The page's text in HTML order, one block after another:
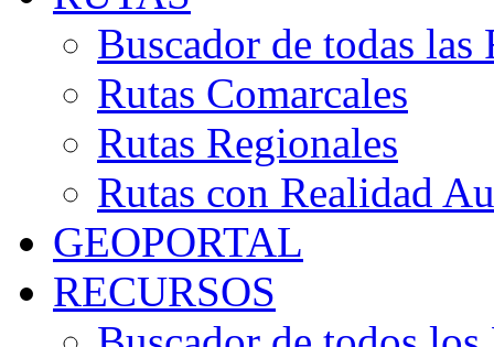
Buscador de todas las
Rutas Comarcales
Rutas Regionales
Rutas con Realidad
GEOPORTAL
RECURSOS